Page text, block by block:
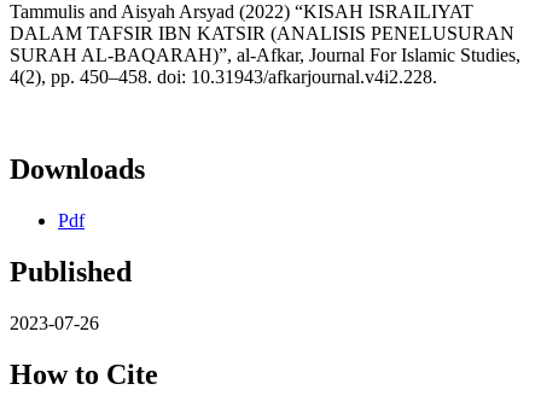
Tammulis and Aisyah Arsyad (2022) “KISAH ISRAILIYAT
DALAM TAFSIR IBN KATSIR (ANALISIS PENELUSURAN
SURAH AL-BAQARAH)”, al-Afkar, Journal For Islamic Studies,
4(2), pp. 450–458. doi: 10.31943/afkarjournal.v4i2.228.
Downloads
Pdf
Published
2023-07-26
How to Cite